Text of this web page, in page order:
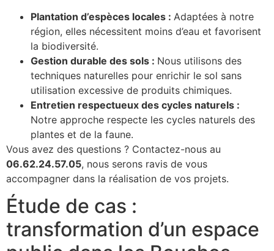
Plantation d’espèces locales : Adaptées à notre
région, elles nécessitent moins d’eau et favorisent
la biodiversité.
Gestion durable des sols : Nous utilisons des
techniques naturelles pour enrichir le sol sans
utilisation excessive de produits chimiques.
Entretien respectueux des cycles naturels :
Notre approche respecte les cycles naturels des
plantes et de la faune.
Vous avez des questions ? Contactez-nous au
06.62.24.57.05, nous serons ravis de vous
accompagner dans la réalisation de vos projets.
Étude de cas :
transformation d’un espace